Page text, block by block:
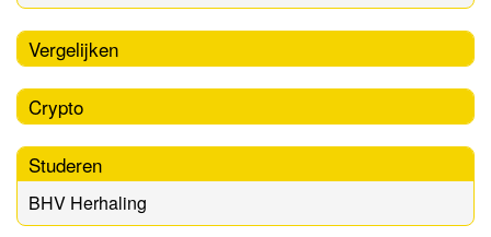
Vergelijken
Crypto
Studeren
BHV Herhaling